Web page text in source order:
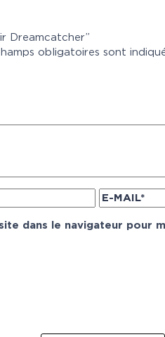
Dreamcatcher”
obligatoires sont
dans le navigateur pour